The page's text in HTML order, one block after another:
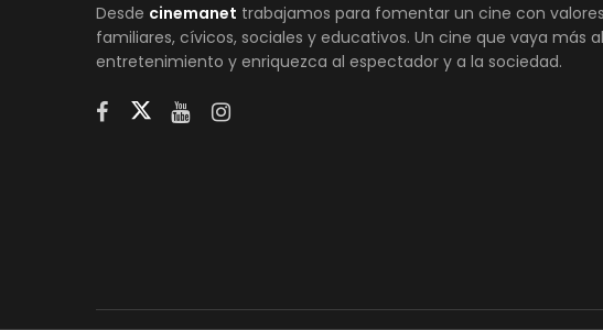
Desde cinemanet trabajamos para fomentar un cine con
familiares, cívicos, sociales y educativos. Un cine que vaya más
entretenimiento y enriquezca al espectador y a la sociedad.